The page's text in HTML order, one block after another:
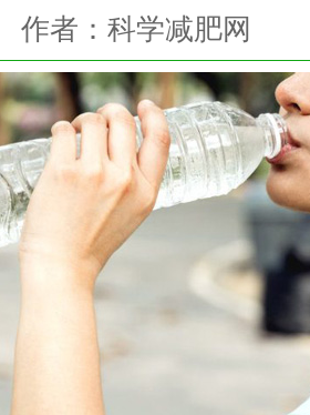
作者：科学减肥网